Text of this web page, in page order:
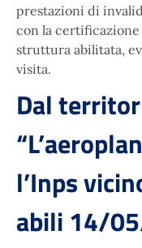
prestazioni di
con la
struttura abilitata,
visita.
Dal
l’Inps
abili 14/